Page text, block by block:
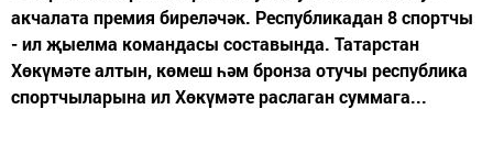
акчалата премия биреләчәк. Республикадан 8 спортчы
- ил җыелма командасы составында. Татарстан
Хөкүмәте алтын, көмеш һәм бронза отучы республика
спортчыларына ил Хөкүмәте раслаган суммага...